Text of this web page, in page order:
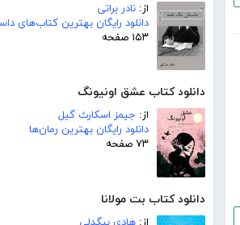
از: نادر براتی
دانلود رایگان بهترین کتاب‌های
۱۵۳ صفحه
دانلود کتاب عشق اونیونگ
از: جیمز اسکارث گیل
دانلود رایگان بهترین رمان‌ها
۷۳ صفحه
دانلود کتاب بت مولانا